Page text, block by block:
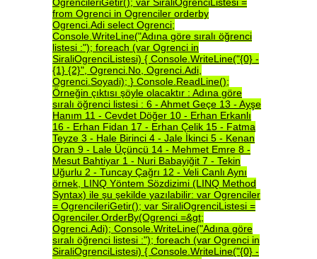
OgrencileriGetir(); var SiraliOgrenciListesi =
from Ogrenci in Ogrenciler orderby
Ogrenci.Adi select Ogrenci;
Console.WriteLine("Adına göre sıralı öğrenci
listesi :"); foreach (var Ogrenci in
SiraliOgrenciListesi) { Console.WriteLine("{0} -
{1} {2}", Ogrenci.No, Ogrenci.Adi,
Ogrenci.Soyadi); } Console.ReadLine();
Örneğin çıktısı şöyle olacaktır : Adına göre
sıralı öğrenci listesi : 6 - Ahmet Geçe 13 - Ayşe
Hanım 11 - Cevdet Döğer 10 - Erhan Erkanlı
16 - Erhan Fidan 17 - Erhan Çelik 15 - Fatma
Teyze 3 - Hale Birinci 4 - Jale İkinci 5 - Kenan
Oran 9 - Lale Üçüncü 14 - Mehmet Emre 8 -
Mesut Bahtiyar 1 - Nuri Babayiğit 7 - Tekin
Uğurlu 2 - Tuncay Çağrı 12 - Veli Canlı Aynı
örnek, LINQ Yöntem Sözdizimi (LINQ Method
Syntax) ile şu şekilde yazılabilir: var Ogrenciler
= OgrencileriGetir(); var SiraliOgrenciListesi =
Ogrenciler.OrderBy(Ogrenci =&gt;
Ogrenci.Adi); Console.WriteLine("Adına göre
sıralı öğrenci listesi :"); foreach (var Ogrenci in
SiraliOgrenciListesi) { Console.WriteLine("{0} -